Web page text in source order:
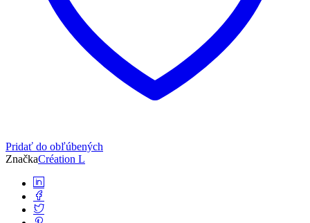
Pridať do obľúbených
ZnačkaCréation L